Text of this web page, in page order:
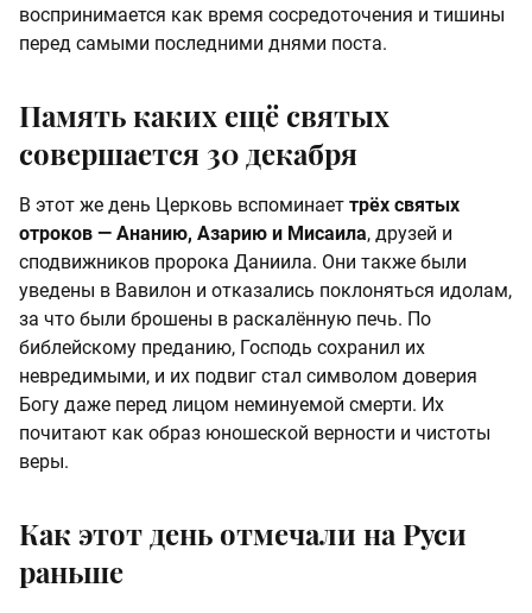
воспринимается как время сосредоточения и тишины
перед самыми последними днями поста.
Память каких ещё святых
совершается 30 декабря
В этот же день Церковь вспоминает трёх святых
отроков — Ананию, Азарию и Мисаила, друзей и
сподвижников пророка Даниила. Они также были
уведены в Вавилон и отказались поклоняться идолам,
за что были брошены в раскалённую печь. По
библейскому преданию, Господь сохранил их
невредимыми, и их подвиг стал символом доверия
Богу даже перед лицом неминуемой смерти. Их
почитают как образ юношеской верности и чистоты
веры.
Как этот день отмечали на Руси
раньше